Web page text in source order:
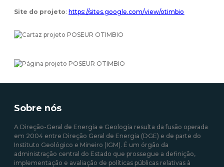
Site do projeto:https://sites.google.com/view/otimbio
Sobre nós
A Direção-Geral de Energia e Geologia resulta da fusão operada
em 2004 entre Direção Geral de Energia (DGE) e de parte do
Instituto Geológico e Mineiro (IGM). É um órgão da
administração central do Estado que prossegue a definição,
implementação e avaliação de políticas públicas relativas à